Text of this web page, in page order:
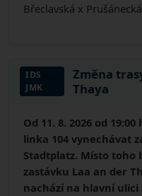
Břeclavská x
IDS
JMK
Změna
Thaya
Od 11. 8. 2026 od
linka 104 vynechávat
Stadtplatz. Místo toho
zastávku Laa an der
nachází na hlavní